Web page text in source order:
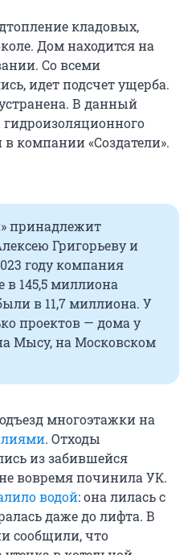
кладовых,
Дом находится на
Со всеми
идет подсчет ущерба.
В данный
компании «Создатели».
принадлежит
Григорьеву и
году компания
в 145,5 миллиона
в 11,7 миллиона. У
проектов — дома у
Мысу, на Московском
многоэтажки на
. Отходы
из забившейся
вовремя починила УК.
водой: она лилась с
даже до лифта. В
сообщили, что